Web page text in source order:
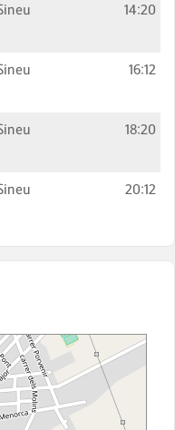
14:20
16:12
18:20
20:12